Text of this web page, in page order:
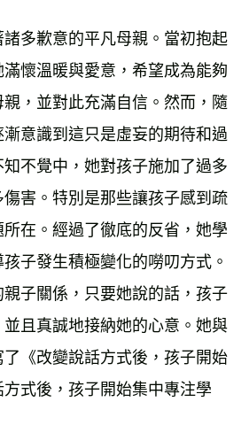
多歉意的平凡母親。當初抱起
懷溫暖與愛意，希望成為能夠
，並對此充滿自信。然而，隨
意識到這只是虛妄的期待和過
不覺中，她對孩子施加了過多
害。特別是那些讓孩子感到疏
在。經過了徹底的反省，她學
子發生積極變化的嘮叨方式。
子關係，只要她說的話，孩子
且真誠地接納她的心意。她與
《改變說話方式後，孩子開始
式後，孩子開始集中專注學